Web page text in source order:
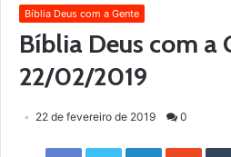
Bíblia Deus com a Gente
Bíblia Deus com a
22/02/2019
22 de fevereiro de 2019 0
Facebook Twitter LinkedIn StumbleUpon